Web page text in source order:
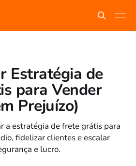
Estratégia de
para Vender
Prejuízo)
a estratégia de frete grátis para
fidelizar clientes e escalar
e lucro.